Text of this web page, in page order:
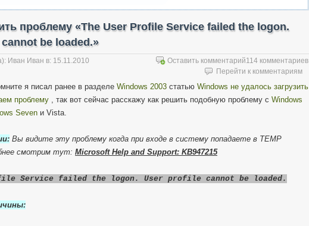
проблему «The User Profile Service failed the logon.
be loaded.»
Иван Иван в: 15.11.2010 Оставить комментарий114 комментариев
Перейти к комментариям
я писал ранее в разделе Windows 2003 статью Windows не удалось загрузить
проблему , так вот сейчас расскажу как решить подобную проблему с Windows
Seven и Vista.
Вы видите эту проблему когда при входе в систему попадаете в TEMP
смотрим тут: Microsoft Help and Support: KB947215
Service failed the logon. User profile cannot be loaded.